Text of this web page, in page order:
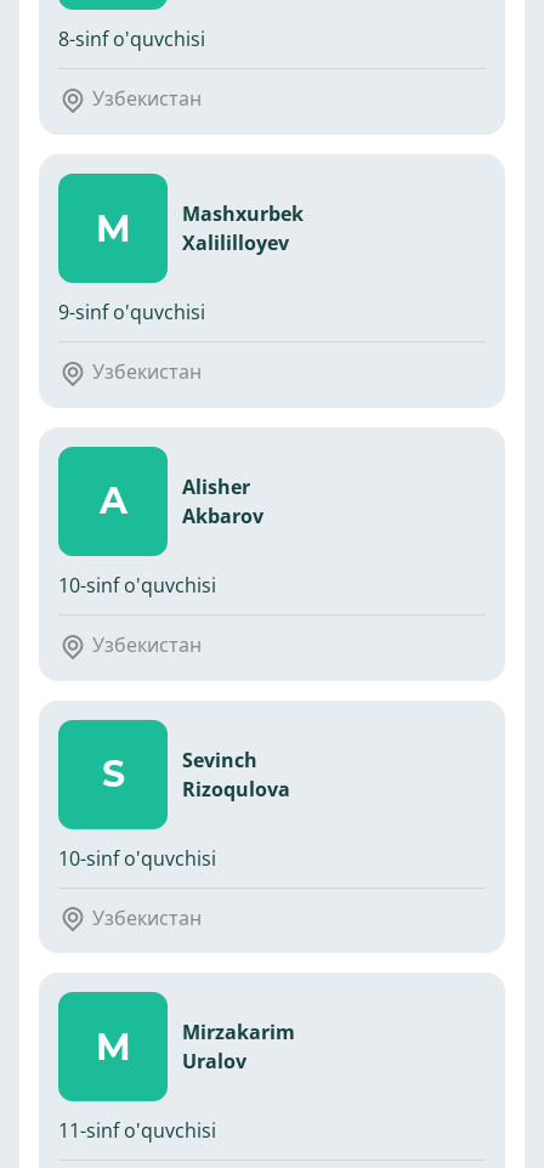
8-sinf o'quvchisi
Узбекистан
M
Mashxurbek
Xalililloyev
9-sinf o'quvchisi
Узбекистан
A
Alisher
Akbarov
10-sinf o'quvchisi
Узбекистан
S
Sevinch
Rizoqulova
10-sinf o'quvchisi
Узбекистан
M
Mirzakarim
Uralov
11-sinf o'quvchisi